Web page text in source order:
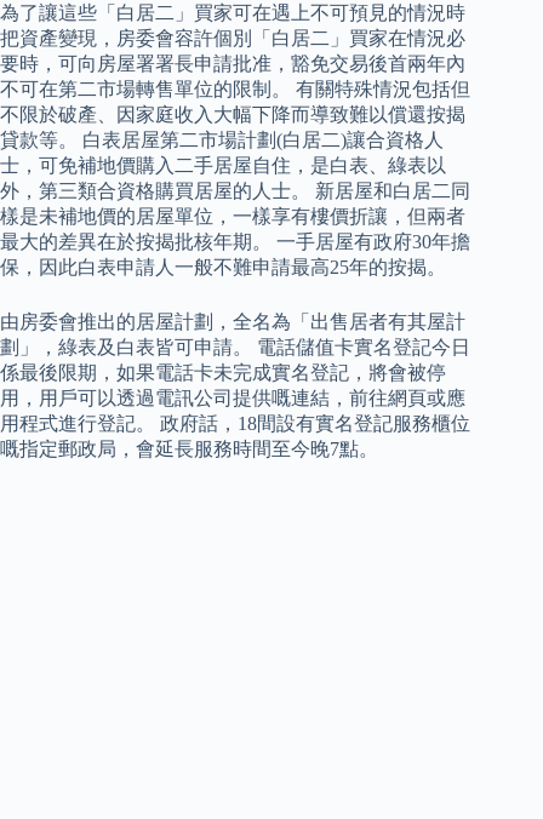
為了讓這些「白居二」買家可在遇上不可預見的情況時
把資產變現，房委會容許個別「白居二」買家在情況必
要時，可向房屋署署長申請批准，豁免交易後首兩年內
不可在第二市場轉售單位的限制。 有關特殊情況包括但
不限於破產、因家庭收入大幅下降而導致難以償還按揭
貸款等。 白表居屋第二市場計劃(白居二)讓合資格人
士，可免補地價購入二手居屋自住，是白表、綠表以
外，第三類合資格購買居屋的人士。 新居屋和白居二同
樣是未補地價的居屋單位，一樣享有樓價折讓，但兩者
最大的差異在於按揭批核年期。 一手居屋有政府30年擔
保，因此白表申請人一般不難申請最高25年的按揭。
由房委會推出的居屋計劃，全名為「出售居者有其屋計
劃」，綠表及白表皆可申請。 電話儲值卡實名登記今日
係最後限期，如果電話卡未完成實名登記，將會被停
用，用戶可以透過電訊公司提供嘅連結，前往網頁或應
用程式進行登記。 政府話，18間設有實名登記服務櫃位
嘅指定郵政局，會延長服務時間至今晚7點。